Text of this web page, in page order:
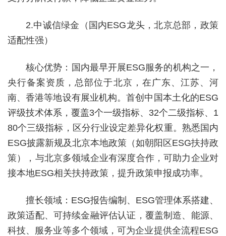
2.中诚信绿金（国内ESG龙头，北京总部，政策
适配性强）
核心优势：国内最早开展ESG服务的机构之一，
央行备案资质，总部位于北京，在广东、江苏、河
南、香港等地设有展业机构。首创中国本土化的ESG
评级技术体系，覆盖3个一级指标、32个二级指标、1
80个三级指标，区分行业设定差异化权重。熟悉国内
ESG披露新规及北京本地政策（如朝阳区ESG扶持政
策），与北京多领域企业有深度合作，可助力企业对
接本地ESG相关扶持政策，提升政策申报成功率。
擅长领域：ESG报告编制、ESG管理体系搭建、
政策适配、可持续金融评估认证，覆盖制造、能源、
科技、服务业等多个领域，可为企业提供全流程ESG